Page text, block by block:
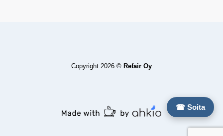
☎ Soita
Copyright 2026 © Refair Oy